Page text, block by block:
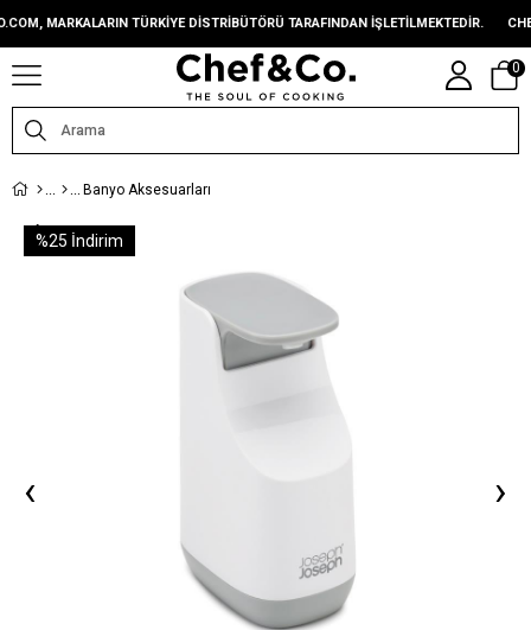
MARKALARIN TÜRKIYE DISTRIBÜTÖRÜ TARAFINDAN IŞLETILMEKTEDIR.
0
Banyo Aksesuarları
‹ ›
%25 İndirim